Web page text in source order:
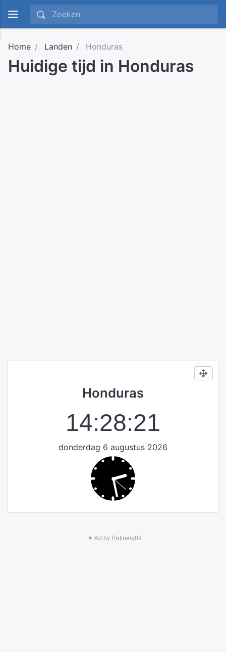
Home Landen Honduras
Huidige tijd in Honduras
Honduras
14:28:21
donderdag 6 augustus 2026
▼ Ad by Refinery89